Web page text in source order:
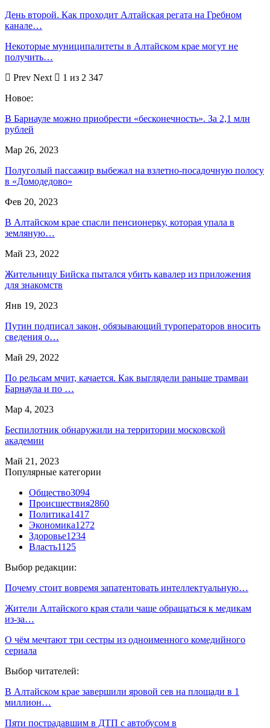
День второй. Как проходит Алтайская регата на Гребном
канале…
Некоторые муниципалитеты в Алтайском крае могут не
получить…
Prev Next
1 из 2 347
Новое:
В Барнауле можно приобрести «бесконечность». За 2,1 млн
рублей
Мар 26, 2023
Полуголый пассажир выбежал на взлетно-посадочную полосу
в «Домодедово»
Фев 20, 2023
В Алтайском крае спасли пенсионерку, которая упала в
земляную…
Май 23, 2022
Жительницу Бийска пытался убить кавалер из приложения
для знакомств
Янв 19, 2023
Путин подписал закон, обязывающий туроператоров вносить
сведения о…
Май 29, 2022
По рельсам мчит, качается. Как выглядели раньше трамваи
Барнаула и по …
Мар 4, 2023
Беспилотник обнаружили на территории московской
академии
Май 21, 2023
Популярные категории
Общество3094
Происшествия2860
Политика1417
Экономика1272
Здоровье1234
Власть1125
Выбор редакции:
Почему стоит вовремя запатентовать интеллектуальную…
Жители Алтайского края стали чаще обращаться к медикам
из-за…
О чём мечтают три сестры из одноименного комедийного
сериала
Выбор читателей:
В Алтайском крае завершили яровой сев на площади в 1
миллион…
Пяти пострадавшим в ДТП с автобусом в